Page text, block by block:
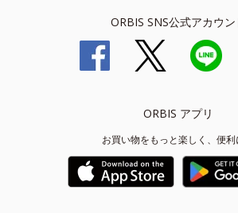
ORBIS SNS公式アカウン
ORBIS アプリ
お買い物をもっと楽しく、便利